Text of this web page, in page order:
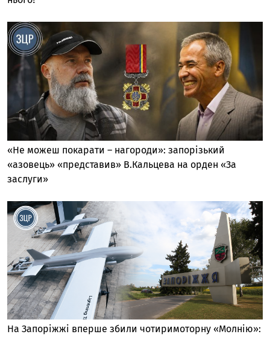
«Не можеш покарати – нагороди»: запорізький
«азовець» «представив» В.Кальцева на орден «За
заслуги»
На Запоріжжі вперше збили чотиримоторну «Молнію»: